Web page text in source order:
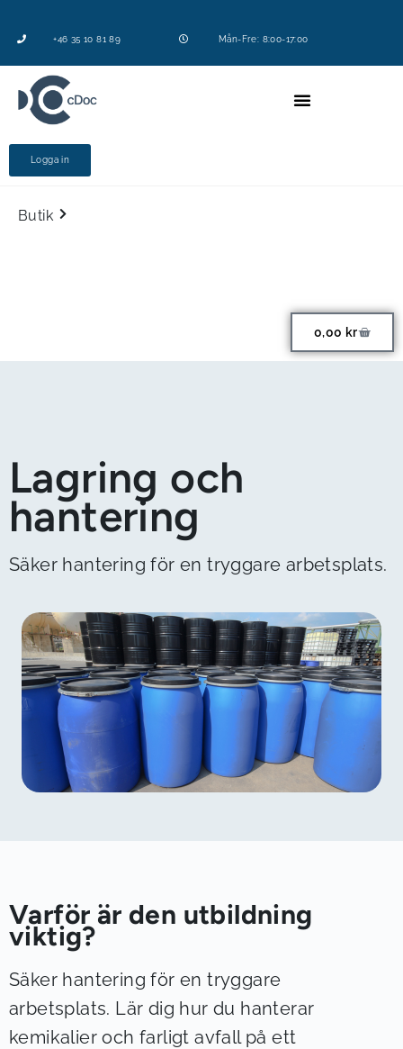
+46 35 10 81 89 Mån-Fre: 8:00-17:00
Logga in
Butik
0,00 kr
Lagring och
hantering
Säker hantering för en tryggare arbetsplats.
Varför är den utbildning
viktig?
Säker hantering för en tryggare
arbetsplats. Lär dig hur du hanterar
kemikalier och farligt avfall på ett